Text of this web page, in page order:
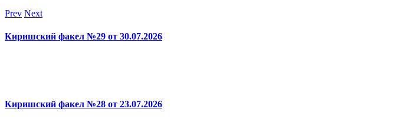
Prev Next
Киришский факел №29 от 30.07.2026
Киришский факел №28 от 23.07.2026